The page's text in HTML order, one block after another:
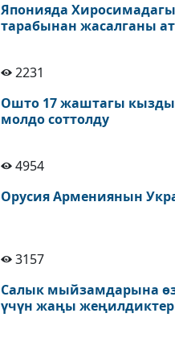
Японияда
тарабынан жасалганы
2231
Ошто 17 жаштагы кызды
молдо соттолду
4954
Орусия Армениянын
3157
Салык мыйзамдарына
үчүн жаңы